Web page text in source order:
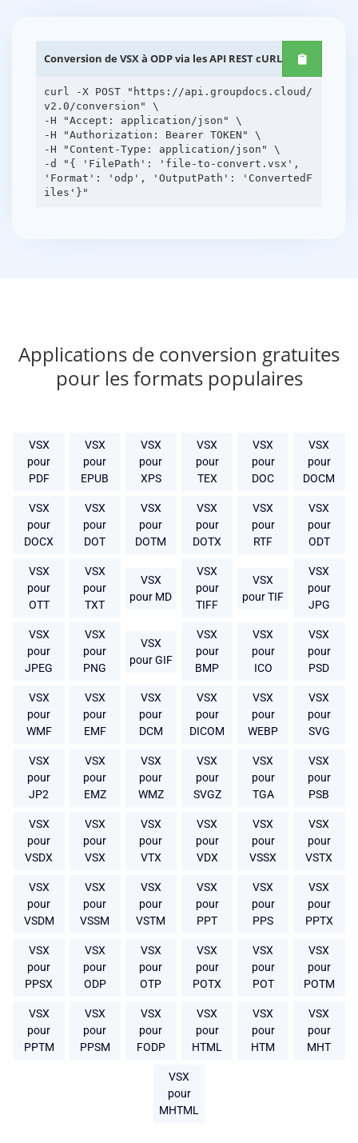
Conversion de VSX à ODP via les API REST cURL
curl -X POST "https://api.groupdocs.cloud/
v2.0/conversion" \
-H "Accept: application/json" \
-H "Authorization: Bearer TOKEN" \
-H "Content-Type: application/json" \
-d "{ 'FilePath': 'file-to-convert.vsx',
'Format': 'odp', 'OutputPath': 'ConvertedF
Applications de conversion gratuites
pour les formats populaires
VSX
pour
PDF
VSX
pour
EPUB
VSX
pour
XPS
VSX
pour
TEX
VSX
pour
DOC
VSX
pour
DOCM
VSX
pour
DOCX
VSX
pour
DOT
VSX
pour
DOTM
VSX
pour
DOTX
VSX
pour
RTF
VSX
pour
ODT
VSX
pour
OTT
VSX
pour
TXT
VSX
pour MD
VSX
pour
TIFF
VSX
pour TIF
VSX
pour
JPG
VSX
pour
JPEG
VSX
pour
PNG
VSX
pour GIF
VSX
pour
BMP
VSX
pour
ICO
VSX
pour
PSD
VSX
pour
WMF
VSX
pour
EMF
VSX
pour
DCM
VSX
pour
DICOM
VSX
pour
WEBP
VSX
pour
SVG
VSX
pour
JP2
VSX
pour
EMZ
VSX
pour
WMZ
VSX
pour
SVGZ
VSX
pour
TGA
VSX
pour
PSB
VSX
pour
VSDX
VSX
pour
VSX
VSX
pour
VTX
VSX
pour
VDX
VSX
pour
VSSX
VSX
pour
VSTX
VSX
pour
VSDM
VSX
pour
VSSM
VSX
pour
VSTM
VSX
pour
PPT
VSX
pour
PPS
VSX
pour
PPTX
VSX
pour
PPSX
VSX
pour
ODP
VSX
pour
OTP
VSX
pour
POTX
VSX
pour
POT
VSX
pour
POTM
VSX
pour
PPTM
VSX
pour
PPSM
VSX
pour
FODP
VSX
pour
HTML
VSX
pour
HTM
VSX
pour
MHT
VSX
pour
MHTML